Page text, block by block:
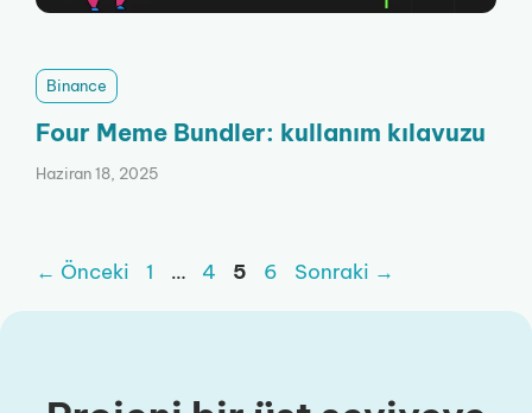
Binance
Four Meme Bundler: kullanım kılavuzu
Haziran 18, 2025
← Önceki Sayfa
1 … Sayfa
4 Sayfa
5 Sayfa
6 Sonraki →